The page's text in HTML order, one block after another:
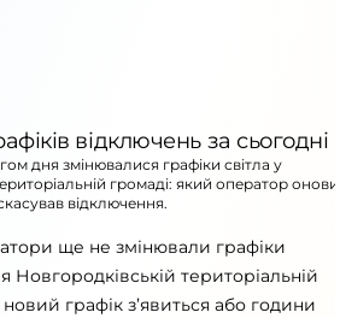
відключень за сьогодні
дня змінювалися графіки світла у
громаді: який оператор
відключення.
ще не змінювали графіки
Новгородківській територіальній
графік з’явиться або години